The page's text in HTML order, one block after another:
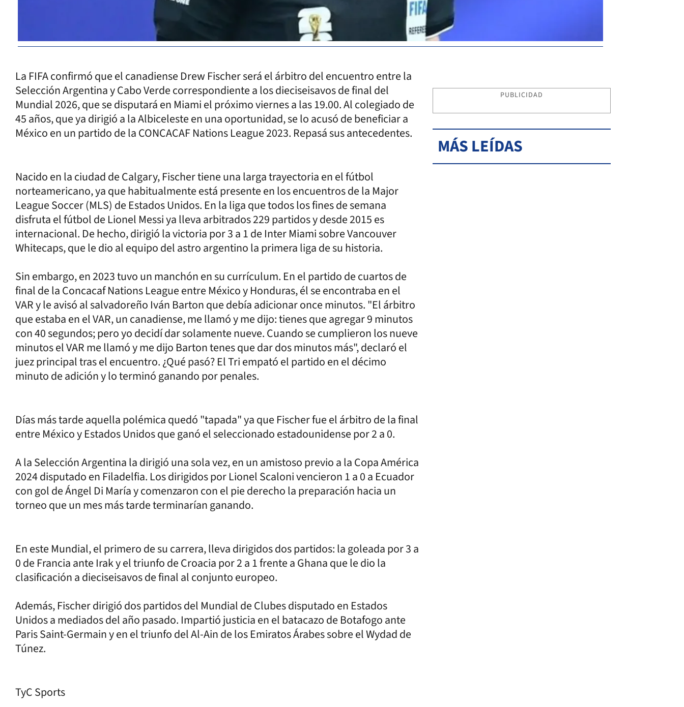
La FIFA confirmó que el canadiense Drew Fischer será el árbitro del encuentro entre la
Selección Argentina y Cabo Verde correspondiente a los dieciseisavos de final del
Mundial 2026, que se disputará en Miami el próximo viernes a las 19.00. Al colegiado de
45 años, que ya dirigió a la Albiceleste en una oportunidad, se lo acusó de beneficiar a
México en un partido de la CONCACAF Nations League 2023. Repasá sus antecedentes.
Nacido en la ciudad de Calgary, Fischer tiene una larga trayectoria en el fútbol
norteamericano, ya que habitualmente está presente en los encuentros de la Major
League Soccer (MLS) de Estados Unidos. En la liga que todos los fines de semana
disfruta el fútbol de Lionel Messi ya lleva arbitrados 229 partidos y desde 2015 es
internacional. De hecho, dirigió la victoria por 3 a 1 de Inter Miami sobre Vancouver
Whitecaps, que le dio al equipo del astro argentino la primera liga de su historia.
Sin embargo, en 2023 tuvo un manchón en su currículum. En el partido de cuartos de
final de la Concacaf Nations League entre México y Honduras, él se encontraba en el
VAR y le avisó al salvadoreño Iván Barton que debía adicionar once minutos. "El árbitro
que estaba en el VAR, un canadiense, me llamó y me dijo: tienes que agregar 9 minutos
con 40 segundos; pero yo decidí dar solamente nueve. Cuando se cumplieron los nueve
minutos el VAR me llamó y me dijo Barton tenes que dar dos minutos más", declaró el
juez principal tras el encuentro. ¿Qué pasó? El Tri empató el partido en el décimo
minuto de adición y lo terminó ganando por penales.
Días más tarde aquella polémica quedó "tapada" ya que Fischer fue el árbitro de la final
entre México y Estados Unidos que ganó el seleccionado estadounidense por 2 a 0.
A la Selección Argentina la dirigió una sola vez, en un amistoso previo a la Copa América
2024 disputado en Filadelfia. Los dirigidos por Lionel Scaloni vencieron 1 a 0 a Ecuador
con gol de Ángel Di María y comenzaron con el pie derecho la preparación hacia un
torneo que un mes más tarde terminarían ganando.
En este Mundial, el primero de su carrera, lleva dirigidos dos partidos: la goleada por 3 a
0 de Francia ante Irak y el triunfo de Croacia por 2 a 1 frente a Ghana que le dio la
clasificación a dieciseisavos de final al conjunto europeo.
Además, Fischer dirigió dos partidos del Mundial de Clubes disputado en Estados
Unidos a mediados del año pasado. Impartió justicia en el batacazo de Botafogo ante
Paris Saint-Germain y en el triunfo del Al-Ain de los Emiratos Árabes sobre el Wydad de
Túnez.
TyC Sports
PUBLICIDAD
MÁS LEÍDAS